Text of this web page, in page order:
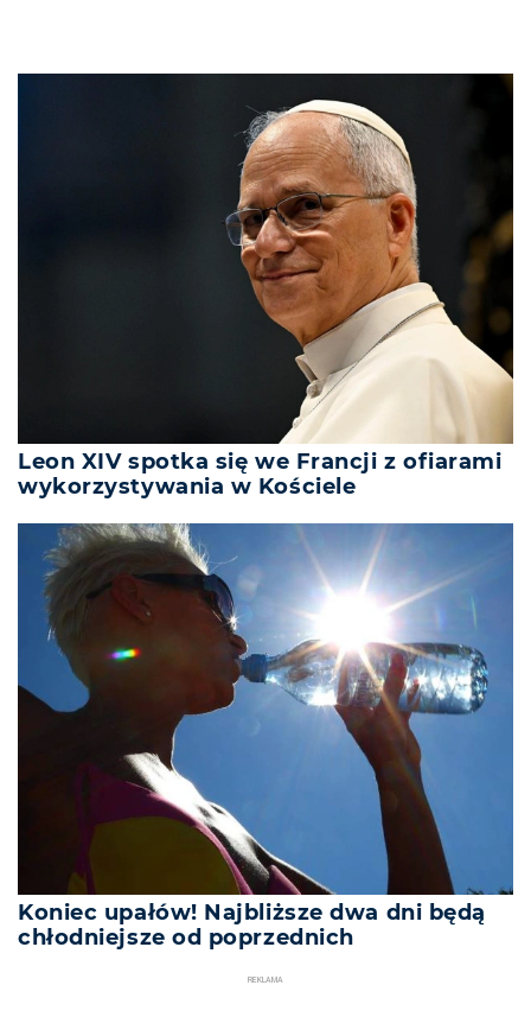
Leon XIV spotka się we Francji z ofiarami
wykorzystywania w Kościele
Koniec upałów! Najbliższe dwa dni będą
chłodniejsze od poprzednich
REKLAMA